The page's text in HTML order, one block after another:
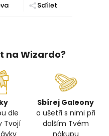
Sdílet
na Wizardo?
dle
Tvojí
Sbírej Galeony
a ušetři s nimi při
dalším Tvém